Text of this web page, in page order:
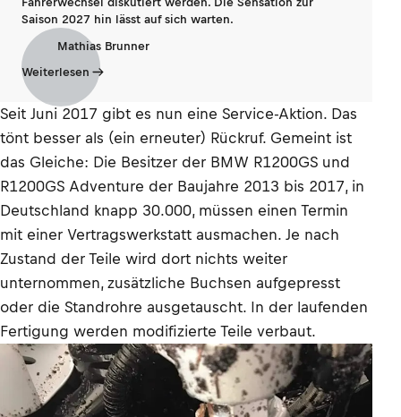
Saison 2027 hin lässt auf sich warten.
Mathias Brunner
Weiterlesen
Seit Juni 2017 gibt es nun eine Service-Aktion. Das
tönt besser als (ein erneuter) Rückruf. Gemeint ist
das Gleiche: Die Besitzer der BMW R1200GS und
R1200GS Adventure der Baujahre 2013 bis 2017, in
Deutschland knapp 30.000, müssen einen Termin
mit einer Vertragswerkstatt ausmachen. Je nach
Zustand der Teile wird dort nichts weiter
unternommen, zusätzliche Buchsen aufgepresst
oder die Standrohre ausgetauscht. In der laufenden
Fertigung werden modifizierte Teile verbaut.